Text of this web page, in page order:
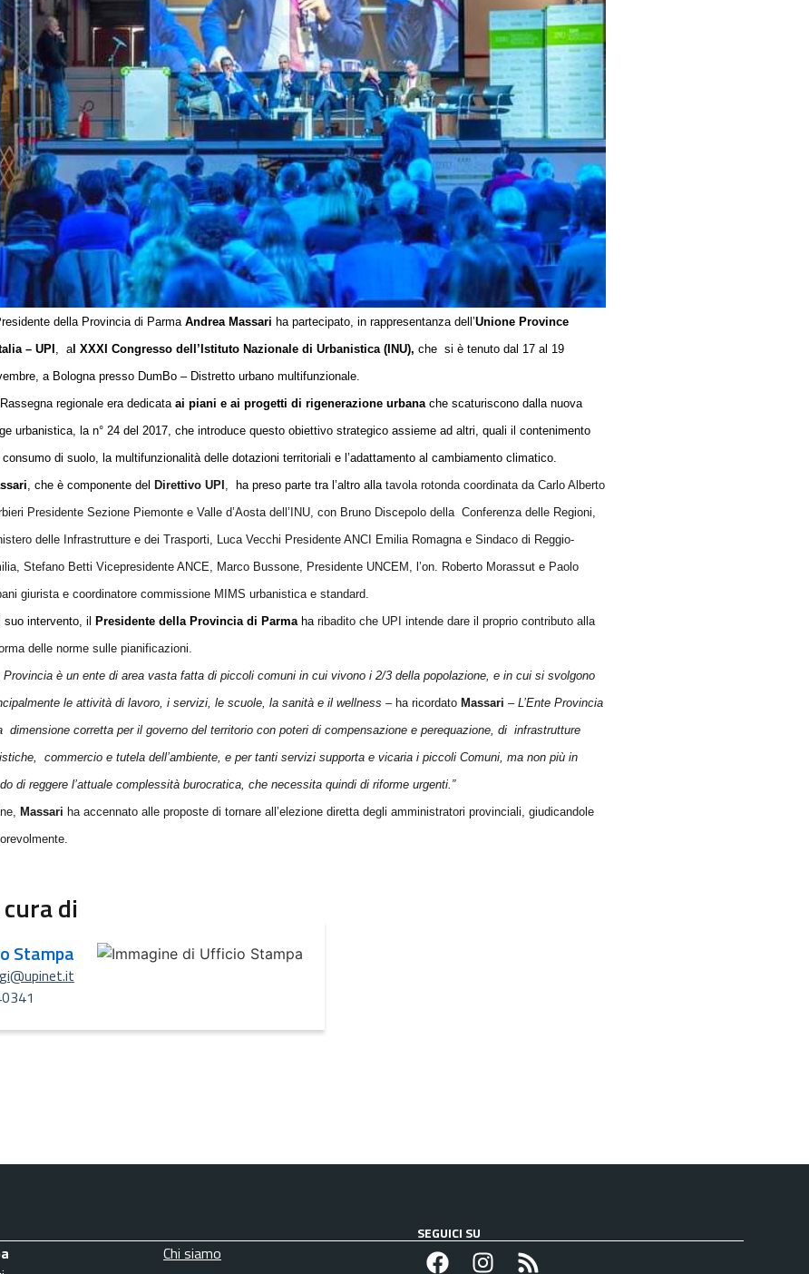
della Provincia di Parma Andrea Massari ha partecipato, in rappresentanza dell’Unione Province
– UPI
a l XXXI Congresso dell’Istituto Nazionale di Urbanistica (INU), che si è tenuto dal 17 al 19
a Bologna presso DumBo – Distretto urbano multifunzionale.
Rassegna regionale era dedicata ai piani e ai progetti di rigenerazione urbana che scaturiscono dalla nuova
urbanistica, la n° 24 del 2017, che introduce questo obiettivo strategico assieme ad altri, quali il contenimento
consumo di suolo, la multifunzionalità delle dotazioni territoriali e l’adattamento al cambiamento climatico.
, che è componente del Direttivo UPI ha preso parte tra l’altro alla tavola rotonda coordinata da Carlo Alberto
Presidente Sezione Piemonte e Valle d’Aosta dell’INU, con Bruno Discepolo della Conferenza delle Regioni,
delle Infrastrutture e dei Trasporti, Luca Vecchi Presidente ANCI Emilia Romagna e Sindaco di Reggio-
Stefano Betti Vicepresidente ANCE, Marco Bussone, Presidente UNCEM, l’on. Roberto Morassut e Paolo
giurista e coordinatore commissione MIMS urbanistica e standard.
suo intervento, il
Presidente della Provincia di Parma ha ribadito che UPI intende dare il proprio contributo alla
delle norme sulle pianificazioni.
Provincia è un ente di area vasta fatta di piccoli comuni in cui vivono i 2/3 della popolazione, e in cui si svolgono
le attività di lavoro, i servizi, le scuole, la sanità e il wellness – ha ricordato Massari – L’Ente Provincia
dimensione corretta per il governo del territorio con poteri di compensazione e perequazione, di infrastrutture
commercio e tutela dell’ambiente, e per tanti servizi supporta e vicaria i piccoli Comuni, ma non più in
di reggere l’attuale complessità burocratica, che necessita quindi di riforme urgenti.”
Massari ha accennato alle proposte di tornare all’elezione diretta degli amministratori provinciali, giudicandole
di
Stampa
Chi siamo
SEGUICI SU